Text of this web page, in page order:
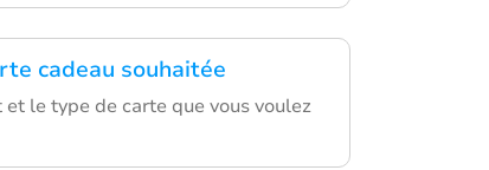
cadeau souhaitée
le type de carte que vous voulez